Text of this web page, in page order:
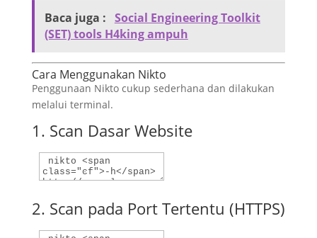
Baca juga : Social Engineering Toolkit
(SET) tools H4king ampuh
Cara Menggunakan Nikto
Penggunaan Nikto cukup sederhana dan dilakukan
melalui terminal.
1. Scan Dasar Website
2. Scan pada Port Tertentu (HTTPS)